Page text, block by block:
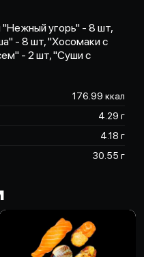
угорь" - 8 шт,
- 8 шт, "Хосомаки с
- 2 шт, "Суши с
176.99 ккал
4.29 г
4.18 г
30.55 г